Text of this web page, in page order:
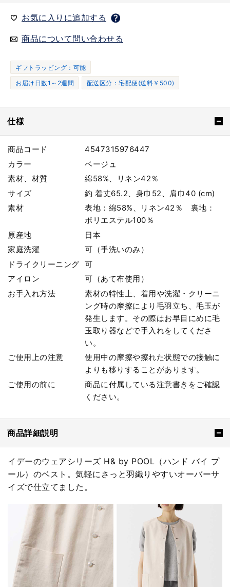
お気に入りに追加する
商品について問い合わせる
ギフトラッピング：可能
お届け日数1～2週間
配送区分：宅配便(送料￥500)
仕様
商品コード
4547315976447
カラー
ベージュ
素材、材質
綿58%、リネン42％
サイズ
約 着丈65.2、身巾52、肩巾40 (cm)
素材
表地：綿58%、リネン42％ 裏地：
ポリエステル100％
原産地
日本
家庭洗濯
可（手洗いのみ）
ドライクリーニング
可
アイロン
可（あて布使用）
お手入れ方法
素材の特性上、着用や洗濯・クリーニ
ング時の摩擦により毛羽立ち、毛玉が
発生します。その際はお早目にめに毛
玉取り器などで手入れをしてくださ
い。
ご使用上の注意
使用中の摩擦や擦れた状態での接触に
よりも移りすることがあります。
ご使用の前に
商品に付属している注意書きをご確認
ください。
商品詳細説明
イデーのウェアシリーズ H& by POOL（ハンド バイ プ
ール）のベスト。気軽にさっと羽織りやすいオーバーサ
イズで仕立てました。